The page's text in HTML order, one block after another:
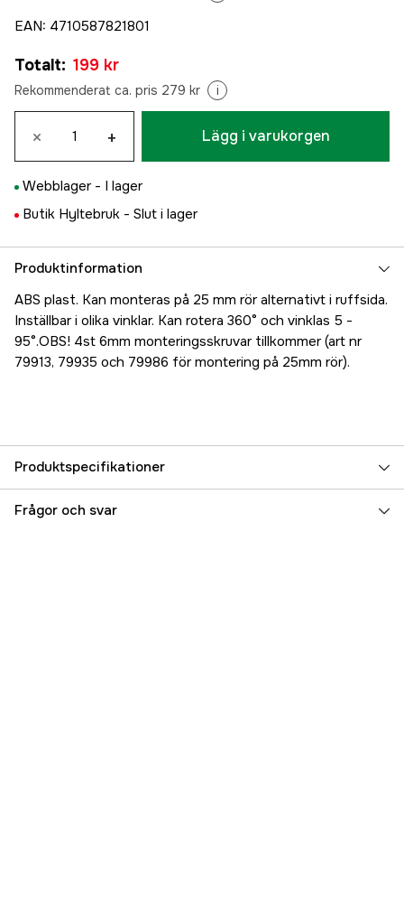
EAN: 4710587821801
Totalt: 199 kr
Rekommenderat ca. pris 279 kr i
× + Lägg i varukorgen
Webblager - I lager
Butik Hyltebruk - Slut i lager
Produktinformation
ABS plast. Kan monteras på 25 mm rör alternativt i ruffsida.
Inställbar i olika vinklar. Kan rotera 360° och vinklas 5 -
95°.OBS! 4st 6mm monteringsskruvar tillkommer (art nr
79913, 79935 och 79986 för montering på 25mm rör).
Produktspecifikationer
Referensnummer 5000018291
Frågor och svar